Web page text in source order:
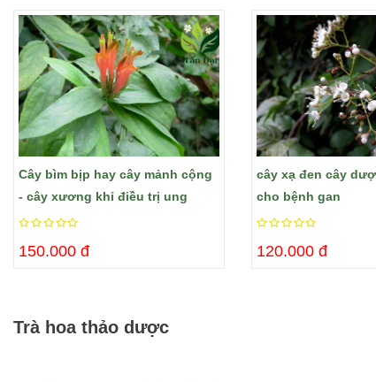
Cây bìm bịp hay cây mảnh cộng
- cây xương khỉ điều trị ung
bướu
150.000 đ
cây xạ đen cây
cho bệnh gan
120.000 đ
Trà hoa thảo dược